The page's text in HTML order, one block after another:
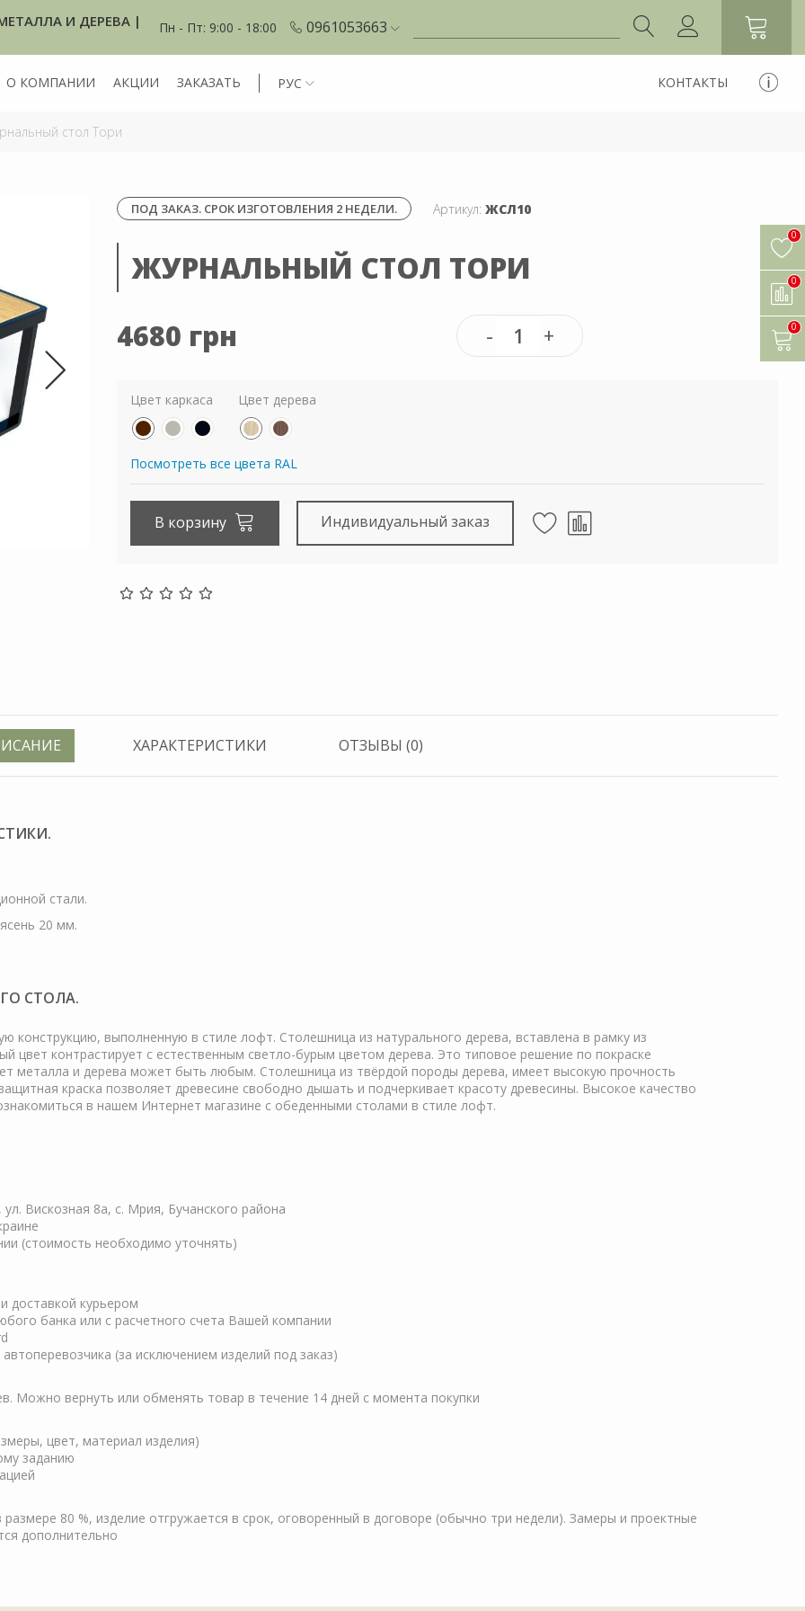
И ДЕРЕВА | Пн - Пт: 9:00 - 18:00 0961053663
О КОМПАНИИ АКЦИИ ЗАКАЗАТЬ РУС КОНТАКТЫ
стол Тори
ПОД ЗАКАЗ. СРОК ИЗГОТОВЛЕНИЯ 2 НЕДЕЛИ. Артикул: ЖСЛ10
ЖУРНАЛЬНЫЙ СТОЛ ТОРИ
4680 грн
Цвет каркаса Цвет дерева
Посмотреть все цвета RAL
В корзину Индивидуальный заказ
ХАРАКТЕРИСТИКИ ОТЗЫВЫ (0)
стали.
20 мм.
СТОЛА.
конструкцию, выполненную в стиле лофт. Столешница из натурального дерева, вставлена в рамку из
цвет контрастирует с естественным светло-бурым цветом дерева. Это типовое решение по покраске
металла и дерева может быть любым. Столешница из твёрдой породы дерева, имеет высокую прочность
краска позволяет древесине свободно дышать и подчеркивает красоту древесины. Высокое качество
в нашем Интернет магазине с обеденными столами в стиле лофт.
Вискозная 8а, с. Мрия, Бучанского района
(стоимость необходимо уточнять)
доставкой курьером
банка или с расчетного счета Вашей компании
(за исключением изделий под заказ)
Можно вернуть или обменять товар в течение 14 дней с момента покупки
цвет, материал изделия)
заданию
80 %, изделие отгружается в срок, оговоренный в договоре (обычно три недели). Замеры и проектные
дополнительно
0
0
0